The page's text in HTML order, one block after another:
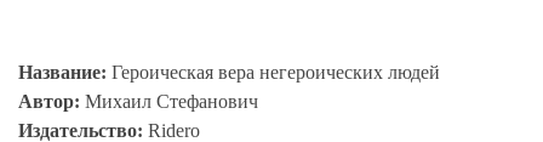
Название: Героическая вера негероических людей
Автор: Михаил Стефанович
Издательство: Ridero